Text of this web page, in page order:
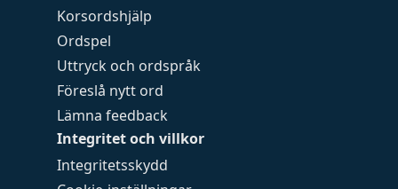
Korsordshjälp
Ordspel
Uttryck och ordspråk
Föreslå nytt ord
Lämna feedback
Integritet och villkor
Integritetsskydd